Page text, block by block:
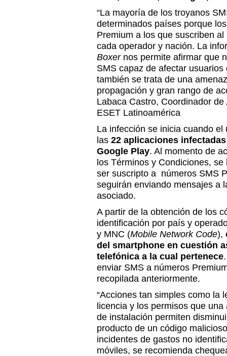
“La mayoría de los troyanos
determinados países porque
Premium a los que suscriben
cada operador y nación. La
Boxernos permite afirmar que
SMS capaz de afectar
también se trata de una
propagación y gran rango de
Labaca Castro, Coordinador de
ESET Latinoamérica
La infección se inicia cuando
las 22 aplicaciones
Google Play. Al momento de
los Términos y Condiciones,
ser suscripto a números SMS
seguirán enviando mensajes a
asociado.
A partir de la obtención de los
identificación por país y
y MNC (Mobile Network Code),
del smartphone en cuestión
telefónica a la cual pertenece
enviar SMS a números
recopilada anteriormente.
“Acciones tan simples como la
licencia y los permisos que
de instalación permiten
producto de un código
incidentes de gastos no
móviles, se recomienda